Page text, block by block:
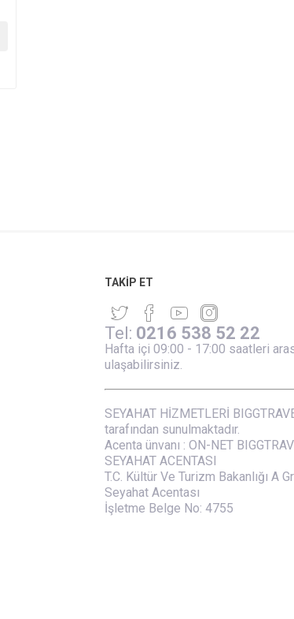
TAKIP ET
Tel: 0216 538 52 22
Hafta içi 09:00 - 17:00 saatleri
ulaşabilirsiniz.
SEYAHAT HİZMETLERİ
tarafından sunulmaktadır.
Acenta ünvanı : ON-NET
SEYAHAT ACENTASI
T.C. Kültür Ve Turizm Bakanlığı A
Seyahat Acentası
İşletme Belge No: 4755